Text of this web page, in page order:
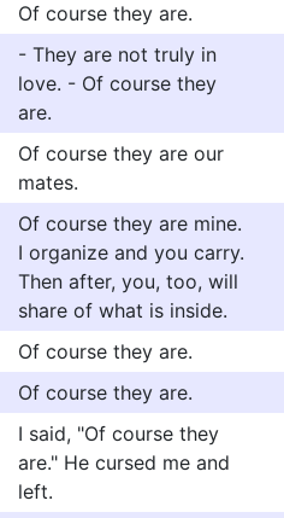
Of course they are.
- They are not truly in
love. - Of course they
are.
Of course they are our
mates.
Of course they are mine.
I organize and you carry.
Then after, you, too, will
share of what is inside.
Of course they are.
Of course they are.
I said, "Of course they
are." He cursed me and
left.